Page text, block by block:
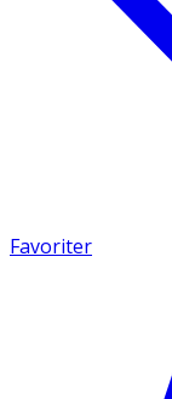
Favoriter